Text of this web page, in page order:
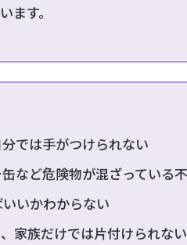
ます。
では手がつけられない
など危険物が混ざっている
いかわからない
家族だけでは片付けられない